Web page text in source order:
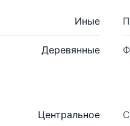
Иные
Деревянные
Центральное